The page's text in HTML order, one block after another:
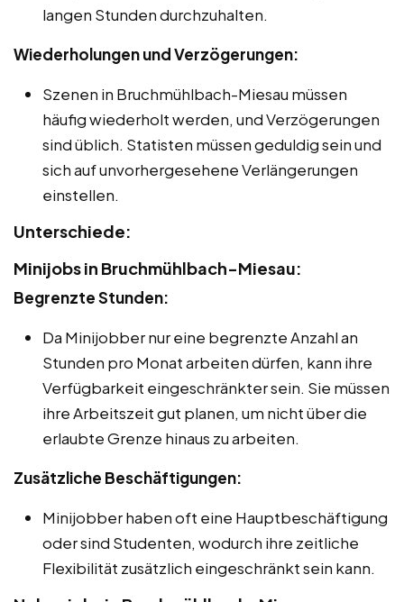
langen Stunden durchzuhalten.
Wiederholungen und Verzögerungen:
Szenen in Bruchmühlbach-Miesau müssen
häufig wiederholt werden, und Verzögerungen
sind üblich. Statisten müssen geduldig sein und
sich auf unvorhergesehene Verlängerungen
einstellen.
Unterschiede:
Minijobs in Bruchmühlbach-Miesau:
Begrenzte Stunden:
Da Minijobber nur eine begrenzte Anzahl an
Stunden pro Monat arbeiten dürfen, kann ihre
Verfügbarkeit eingeschränkter sein. Sie müssen
ihre Arbeitszeit gut planen, um nicht über die
erlaubte Grenze hinaus zu arbeiten.
Zusätzliche Beschäftigungen:
Minijobber haben oft eine Hauptbeschäftigung
oder sind Studenten, wodurch ihre zeitliche
Flexibilität zusätzlich eingeschränkt sein kann.